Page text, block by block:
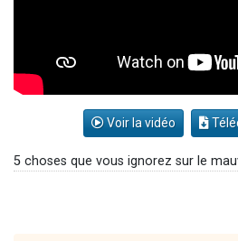
Voir la vidéo
5 choses que vous ignorez sur le